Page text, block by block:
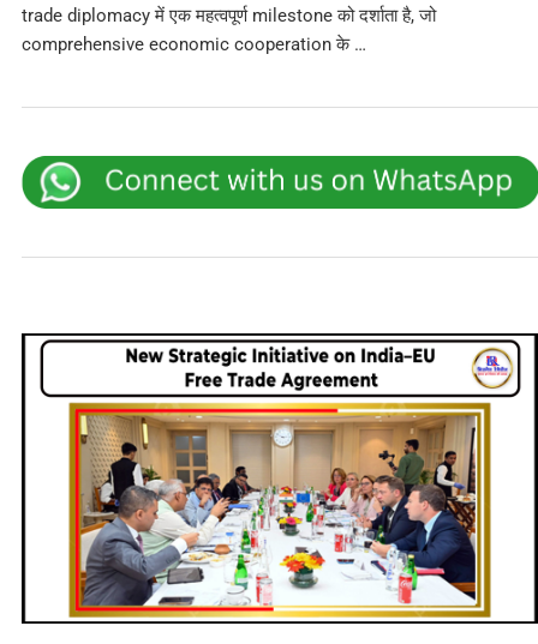
trade diplomacy में एक महत्वपूर्ण milestone को दर्शाता है, जो
comprehensive economic cooperation के …